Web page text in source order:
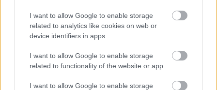
I want to allow Google to enable storage
related to analytics like cookies on web or
device identifiers in apps.
I want to allow Google to enable storage
related to functionality of the website or app.
I want to allow Google to enable storage
a film részletes stáblistája – a szereplők a
http://www.imdb.com/title/tt1791504/